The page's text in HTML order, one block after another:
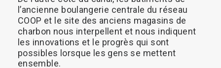
l’ancienne boulangerie centrale du réseau
COOP et le site des anciens magasins de
charbon nous interpellent et nous indiquent
les innovations et le progrès qui sont
possibles lorsque les gens se mettent
ensemble.